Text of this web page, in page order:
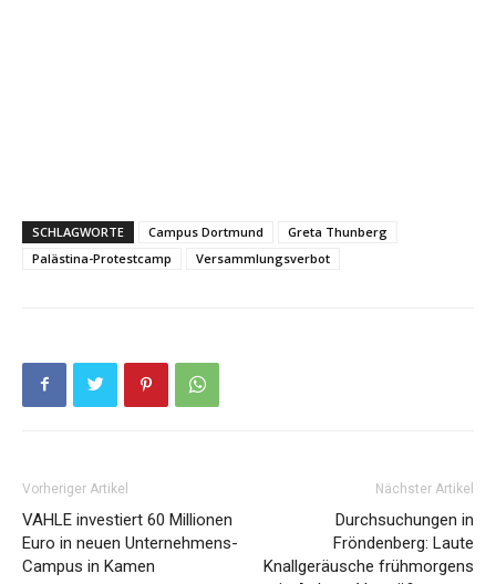
SCHLAGWORTE Campus Dortmund
Greta Thunberg
Palästina-Protestcamp
Versammlungsverbot
Vorheriger Artikel
VAHLE investiert 60 Millionen
Euro in neuen Unternehmens-
Campus in Kamen
Nächster Artikel
Durchsuchungen in
Fröndenberg: Laute
Knallgeräusche frühmorgens